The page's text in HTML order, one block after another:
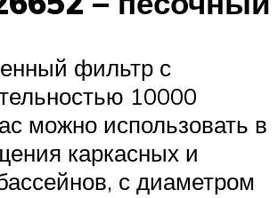
фильтр с
10000
можно использовать в
каркасных и
с диаметром